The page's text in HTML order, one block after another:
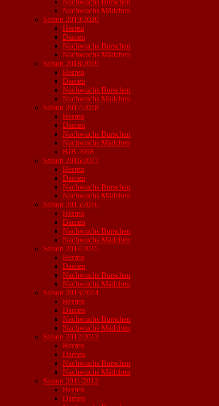
Nachwuchs Burschen
Nachwuchs Mädchen
Saison 2019/2020
Herren
Damen
Nachwuchs Burschen
Nachwuchs Mädchen
Saison 2018/2019
Herren
Damen
Nachwuchs Burschen
Nachwuchs Mädchen
Saison 2017/2018
Herren
Damen
Nachwuchs Burschen
Nachwuchs Mädchen
BJB 2018
Saison 2016/2017
Herren
Damen
Nachwuchs Burschen
Nachwuchs Mädchen
Saison 2015/2016
Herren
Damen
Nachwuchs Burschen
Nachwuchs Mädchen
Saison 2014/2015
Herren
Damen
Nachwuchs Burschen
Nachwuchs Mädchen
Saison 2013/2014
Herren
Damen
Nachwuchs Burschen
Nachwuchs Mädchen
Saison 2012/2013
Herren
Damen
Nachwuchs Burschen
Nachwuchs Mädchen
Saison 2011/2012
Herren
Damen